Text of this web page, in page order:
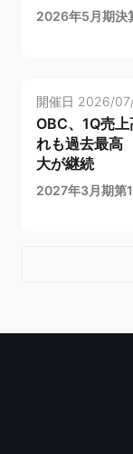
2026年5月期決
開催日 2026/
OBC、1Q売
れも過去最高
大が継続
2027年3月期第